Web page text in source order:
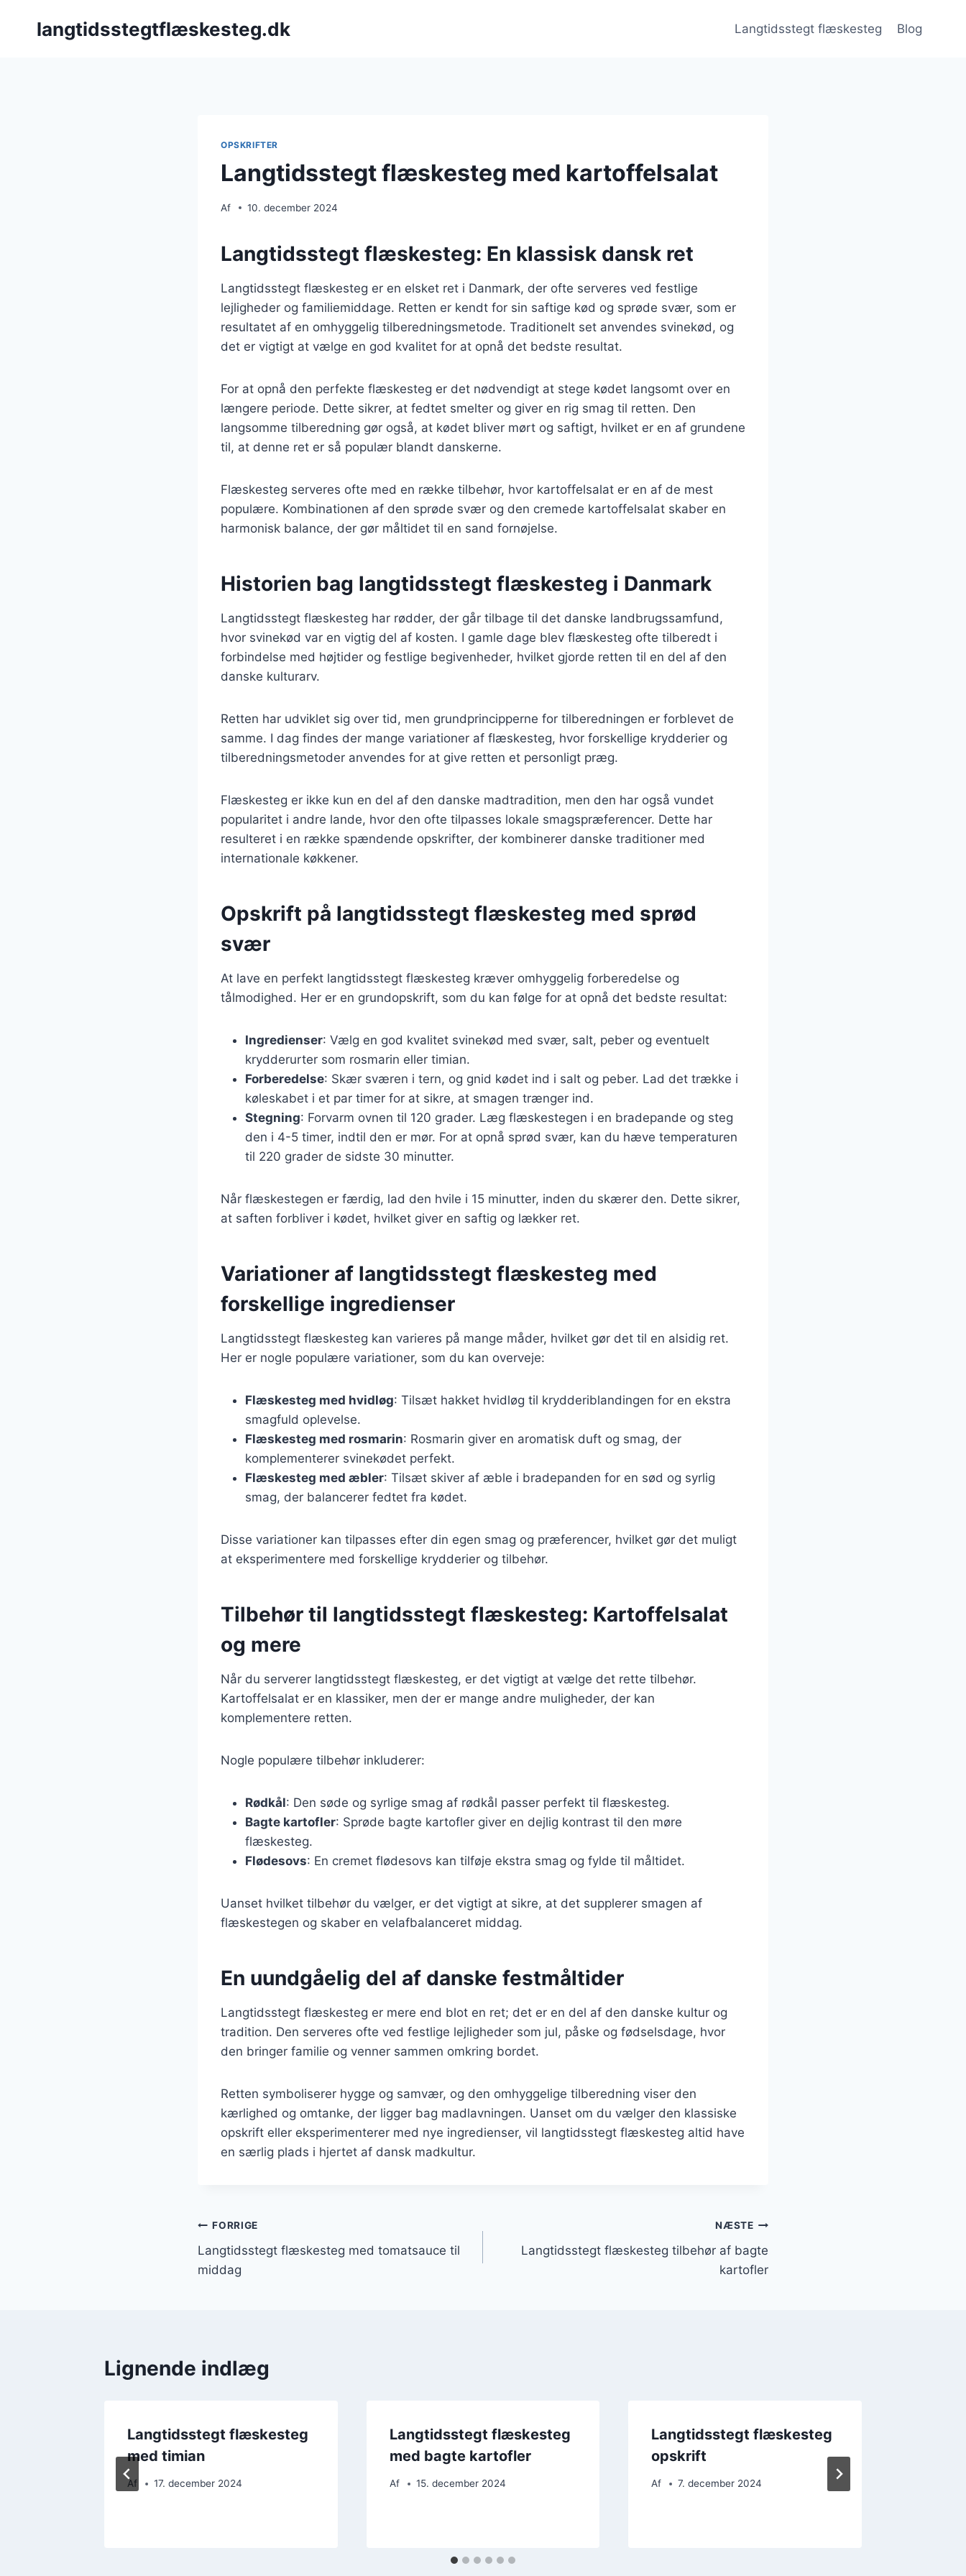
langtidsstegtflæskesteg.dk Langtidsstegt flæskesteg Blog
OPSKRIFTER
Langtidsstegt flæskesteg med kartoffelsalat
Af 10. december 2024
Langtidsstegt flæskesteg: En klassisk dansk ret
Langtidsstegt flæskesteg er en elsket ret i Danmark, der ofte serveres ved festlige
lejligheder og familiemiddage. Retten er kendt for sin saftige kød og sprøde svær, som er
resultatet af en omhyggelig tilberedningsmetode. Traditionelt set anvendes svinekød, og
det er vigtigt at vælge en god kvalitet for at opnå det bedste resultat.
For at opnå den perfekte flæskesteg er det nødvendigt at stege kødet langsomt over en
længere periode. Dette sikrer, at fedtet smelter og giver en rig smag til retten. Den
langsomme tilberedning gør også, at kødet bliver mørt og saftigt, hvilket er en af grundene
til, at denne ret er så populær blandt danskerne.
Flæskesteg serveres ofte med en række tilbehør, hvor kartoffelsalat er en af de mest
populære. Kombinationen af den sprøde svær og den cremede kartoffelsalat skaber en
harmonisk balance, der gør måltidet til en sand fornøjelse.
Historien bag langtidsstegt flæskesteg i Danmark
Langtidsstegt flæskesteg har rødder, der går tilbage til det danske landbrugssamfund,
hvor svinekød var en vigtig del af kosten. I gamle dage blev flæskesteg ofte tilberedt i
forbindelse med højtider og festlige begivenheder, hvilket gjorde retten til en del af den
danske kulturarv.
Retten har udviklet sig over tid, men grundprincipperne for tilberedningen er forblevet de
samme. I dag findes der mange variationer af flæskesteg, hvor forskellige krydderier og
tilberedningsmetoder anvendes for at give retten et personligt præg.
Flæskesteg er ikke kun en del af den danske madtradition, men den har også vundet
popularitet i andre lande, hvor den ofte tilpasses lokale smagspræferencer. Dette har
resulteret i en række spændende opskrifter, der kombinerer danske traditioner med
internationale køkkener.
Opskrift på langtidsstegt flæskesteg med sprød
svær
At lave en perfekt langtidsstegt flæskesteg kræver omhyggelig forberedelse og
tålmodighed. Her er en grundopskrift, som du kan følge for at opnå det bedste resultat:
Ingredienser: Vælg en god kvalitet svinekød med svær, salt, peber og eventuelt
krydderurter som rosmarin eller timian.
Forberedelse: Skær sværen i tern, og gnid kødet ind i salt og peber. Lad det trække i
køleskabet i et par timer for at sikre, at smagen trænger ind.
Stegning: Forvarm ovnen til 120 grader. Læg flæskestegen i en bradepande og steg
den i 4-5 timer, indtil den er mør. For at opnå sprød svær, kan du hæve temperaturen
til 220 grader de sidste 30 minutter.
Når flæskestegen er færdig, lad den hvile i 15 minutter, inden du skærer den. Dette sikrer,
at saften forbliver i kødet, hvilket giver en saftig og lækker ret.
Variationer af langtidsstegt flæskesteg med
forskellige ingredienser
Langtidsstegt flæskesteg kan varieres på mange måder, hvilket gør det til en alsidig ret.
Her er nogle populære variationer, som du kan overveje:
Flæskesteg med hvidløg: Tilsæt hakket hvidløg til krydderiblandingen for en ekstra
smagfuld oplevelse.
Flæskesteg med rosmarin: Rosmarin giver en aromatisk duft og smag, der
komplementerer svinekødet perfekt.
Flæskesteg med æbler: Tilsæt skiver af æble i bradepanden for en sød og syrlig
smag, der balancerer fedtet fra kødet.
Disse variationer kan tilpasses efter din egen smag og præferencer, hvilket gør det muligt
at eksperimentere med forskellige krydderier og tilbehør.
Tilbehør til langtidsstegt flæskesteg: Kartoffelsalat
og mere
Når du serverer langtidsstegt flæskesteg, er det vigtigt at vælge det rette tilbehør.
Kartoffelsalat er en klassiker, men der er mange andre muligheder, der kan
komplementere retten.
Nogle populære tilbehør inkluderer:
Rødkål: Den søde og syrlige smag af rødkål passer perfekt til flæskesteg.
Bagte kartofler: Sprøde bagte kartofler giver en dejlig kontrast til den møre
flæskesteg.
Flødesovs: En cremet flødesovs kan tilføje ekstra smag og fylde til måltidet.
Uanset hvilket tilbehør du vælger, er det vigtigt at sikre, at det supplerer smagen af
flæskestegen og skaber en velafbalanceret middag.
En uundgåelig del af danske festmåltider
Langtidsstegt flæskesteg er mere end blot en ret; det er en del af den danske kultur og
tradition. Den serveres ofte ved festlige lejligheder som jul, påske og fødselsdage, hvor
den bringer familie og venner sammen omkring bordet.
Retten symboliserer hygge og samvær, og den omhyggelige tilberedning viser den
kærlighed og omtanke, der ligger bag madlavningen. Uanset om du vælger den klassiske
opskrift eller eksperimenterer med nye ingredienser, vil langtidsstegt flæskesteg altid have
en særlig plads i hjertet af dansk madkultur.
Indlægsnavigation
FORRIGE
Langtidsstegt flæskesteg med tomatsauce til
middag
NÆSTE
Langtidsstegt flæskesteg tilbehør af bagte
kartofler
Lignende indlæg
Langtidsstegt flæskesteg
med timian
Af 17. december 2024
Langtidsstegt flæskesteg
med bagte kartofler
Af 15. december 2024
Langtidsstegt flæskesteg
opskrift
Af 7. december 2024